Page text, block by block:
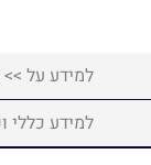
למידע על
למידע כללי